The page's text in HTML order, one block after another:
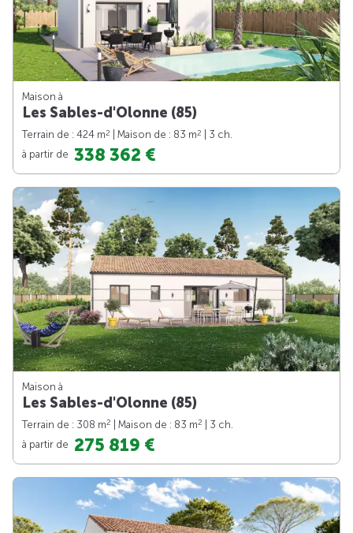
Maison à
Les Sables-d'Olonne (85)
Terrain de : 424 m2 | Maison de : 83 m2
| 3 ch.
à partir de 338 362 €
Maison à
Les Sables-d'Olonne (85)
Terrain de : 308 m2 | Maison de : 83 m2
| 3 ch.
à partir de 275 819 €